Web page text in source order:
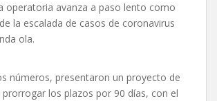
operatoria avanza a paso lento como
la escalada de casos de coronavirus
ola.
números, presentaron un proyecto de
prorrogar los plazos por 90 días, con el